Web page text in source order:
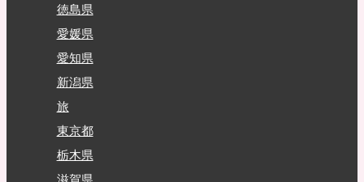
徳島県
愛媛県
愛知県
新潟県
旅
東京都
栃木県
滋賀県